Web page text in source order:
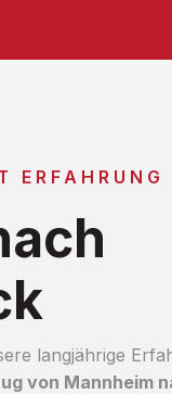
ERFAHRUNG
langjährige
von Mannheim